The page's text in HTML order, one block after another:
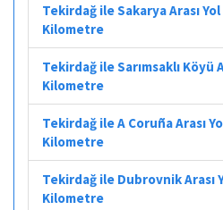
Tekirdağ ile Sakarya Arası
Kilometre
Tekirdağ ile Sarımsaklı Köyü
Kilometre
Tekirdağ ile A Coruña Arası
Kilometre
Tekirdağ ile Dubrovnik Arası
Kilometre